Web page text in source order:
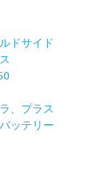
ドサイド
、プラス
ッテリー